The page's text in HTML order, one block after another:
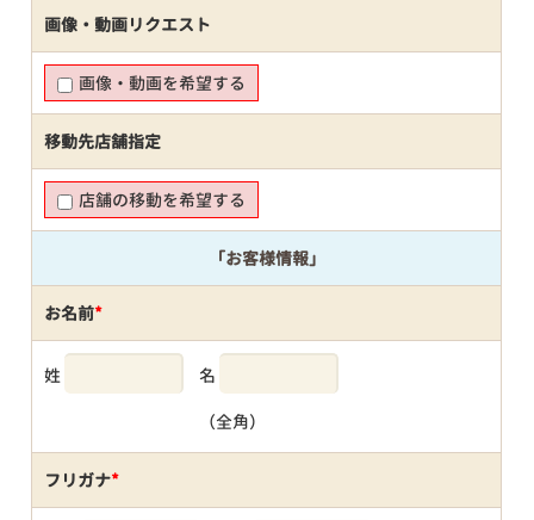
画像・動画リクエスト
画像・動画を希望する
移動先店舗指定
店舗の移動を希望する
「お客様情報」
お名前*
姓 名
（全角）
フリガナ*